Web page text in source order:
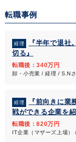
転職事例
経理
『半年で退
切る』
転職後：340万円
卸・小売業 / 経理 / S.N
経理
『前向きに
戦ができる企業を紹
転職後：820万円
IT企業（マザーズ上場